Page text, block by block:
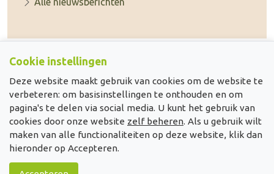
Cookie instellingen
Deze website maakt gebruik van cookies om de website te
verbeteren: om basisinstellingen te onthouden en om
pagina's te delen via social media. U kunt het gebruik van
cookies door onze website zelf beheren. Als u gebruik wilt
maken van alle functionaliteiten op deze website, klik dan
hieronder op Accepteren.